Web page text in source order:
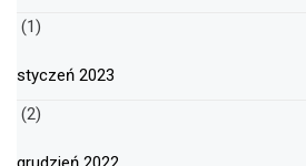
(1)
styczeń 2023
(2)